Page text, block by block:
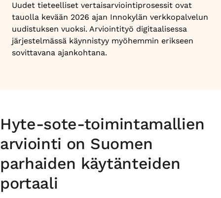
Uudet tieteelliset vertaisarviointiprosessit ovat
tauolla kevään 2026 ajan Innokylän verkkopalvelun
uudistuksen vuoksi. Arviointityö digitaalisessa
järjestelmässä käynnistyy myöhemmin erikseen
sovittavana ajankohtana.
Hyte-sote-toimintamallien
arviointi on Suomen
parhaiden käytänteiden
portaali